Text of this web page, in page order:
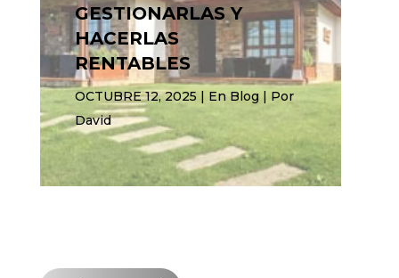
GESTIONARLAS Y
HACERLAS
RENTABLES
OCTUBRE 12, 2025 | En Blog | Por
David